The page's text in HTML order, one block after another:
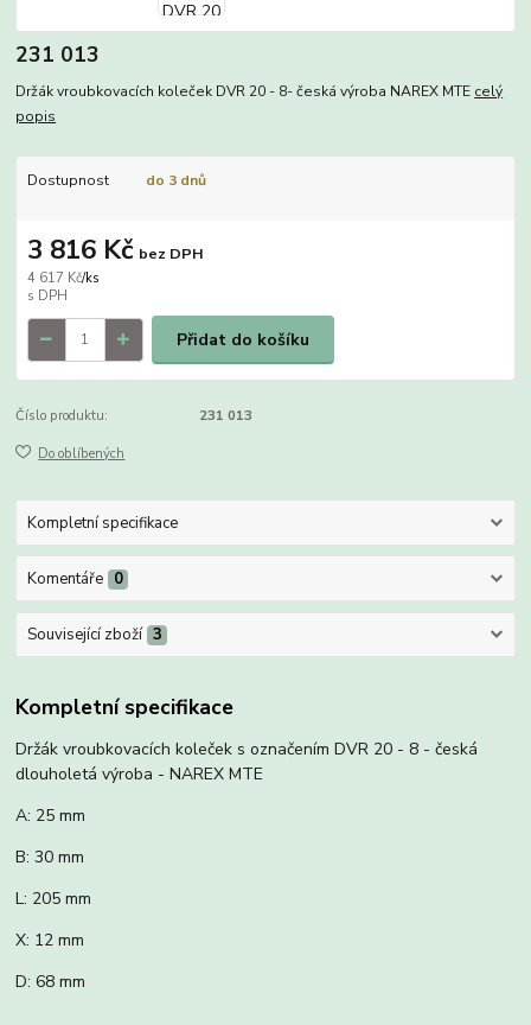
231 013
Držák vroubkovacích koleček DVR 20 - 8- česká výroba NAREX MTE celý
popis
Dostupnost do 3 dnů
4 617 Kč/ks
3 816 Kč bez DPH
Přidat do košíku
Číslo produktu: 231 013
Do oblíbených
Kompletní specifikace
Komentáře 0
Související zboží 3
Kompletní specifikace
Držák vroubkovacích koleček s označením DVR 20 - 8 - česká
dlouholetá výroba - NAREX MTE
A: 25 mm
B: 30 mm
L: 205 mm
X: 12 mm
D: 68 mm